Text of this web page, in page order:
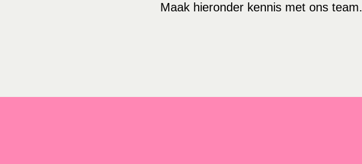
Maak hieronder kennis met ons team.